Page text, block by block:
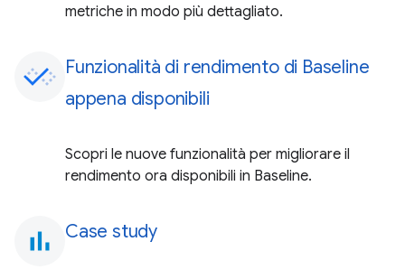
metriche in modo più dettagliato.
Funzionalità di rendimento di Baseline
appena disponibili
Scopri le nuove funzionalità per migliorare il
rendimento ora disponibili in Baseline.
bar_chart Case study